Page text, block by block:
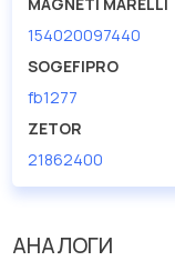
154020097440
SOGEFIPRO
fb1277
ZETOR
21862400
АНАЛОГИ